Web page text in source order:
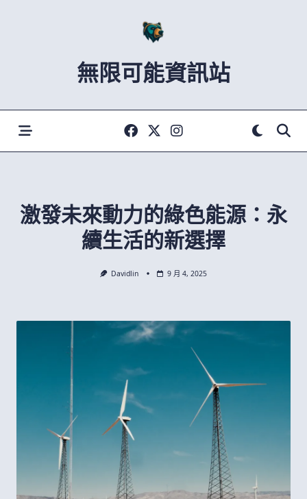
無限可能資訊站
激發未來動力的綠色能源：永
續生活的新選擇
Davidlin 9 月 4, 2025